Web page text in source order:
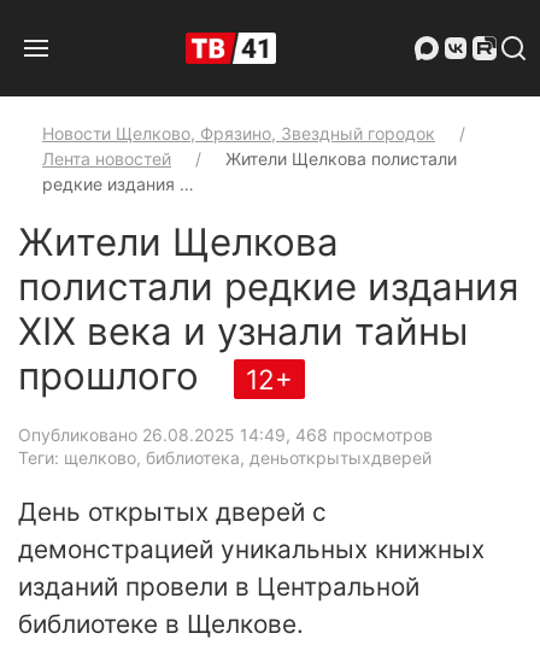
Новости Щелково, Фрязино, Звездный городок
Лента новостей
Жители Щелкова полистали
редкие издания …
Жители Щелкова
полистали редкие издания
XIX века и узнали тайны
прошлого
12+
Опубликовано 26.08.2025 14:49, 468 просмотров
Теги: щелково, библиотека, деньоткрытыхдверей
День открытых дверей с
демонстрацией уникальных книжных
изданий провели в Центральной
библиотеке в Щелкове.